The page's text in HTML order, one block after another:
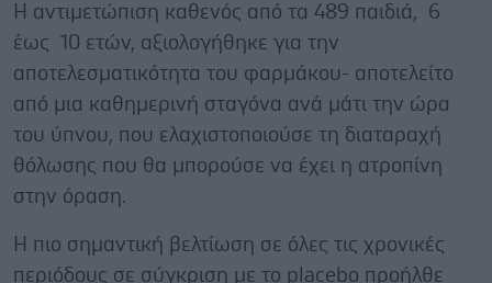
Η αντιμετώπιση καθενός από τα 489 παιδιά, 6
έως 10 ετών, αξιολογήθηκε για την
αποτελεσματικότητα του φαρμάκου- αποτελείτο
από μια καθημερινή σταγόνα ανά μάτι την ώρα
του ύπνου, που ελαχιστοποιούσε τη διαταραχή
θόλωσης που θα μπορούσε να έχει η ατροπίνη
στην όραση.
Η πιο σημαντική βελτίωση σε όλες τις χρονικές
περιόδους σε σύγκριση με το placebo προήλθε